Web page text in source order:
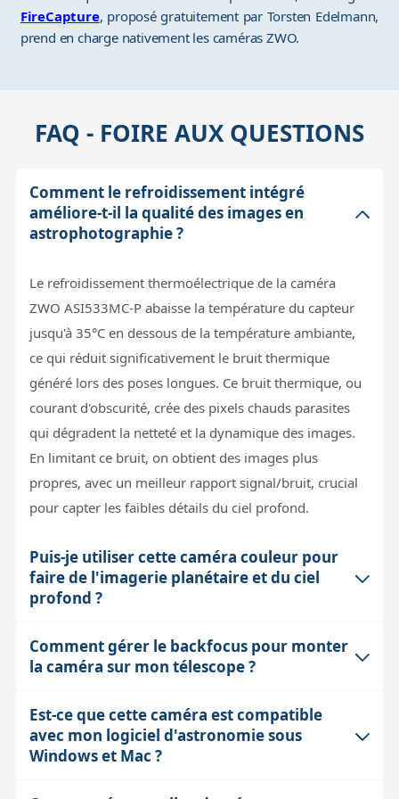
FireCapture, proposé gratuitement par Torsten Edelmann,
prend en charge nativement les caméras ZWO.
FAQ - FOIRE AUX QUESTIONS
Comment le refroidissement intégré
améliore-t-il la qualité des images en
astrophotographie ?
Le refroidissement thermoélectrique de la caméra
ZWO ASI533MC-P abaisse la température du capteur
jusqu'à 35°C en dessous de la température ambiante,
ce qui réduit significativement le bruit thermique
généré lors des poses longues. Ce bruit thermique, ou
courant d'obscurité, crée des pixels chauds parasites
qui dégradent la netteté et la dynamique des images.
En limitant ce bruit, on obtient des images plus
propres, avec un meilleur rapport signal/bruit, crucial
pour capter les faibles détails du ciel profond.
Puis-je utiliser cette caméra couleur pour
faire de l'imagerie planétaire et du ciel
profond ?
Oui, la ZWO ASI533MC-P est polyvalente. Son capteur
CMOS couleur de 9 millions de pixels avec une cadence
résolution permet de capturer des détails planétaires
tout en offrant une bonne surface de détection pour le
Comment gérer le backfocus pour monter
la caméra sur mon télescope ?
Le backfocus correspond à la distance précise entre le
capteur et la dernière lentille ou le porte-oculaire pour
obtenir une image nette. La ASI533MC-P dispose d'un
Est-ce que cette caméra est compatible
avec mon logiciel d'astronomie sous
Windows et Mac ?